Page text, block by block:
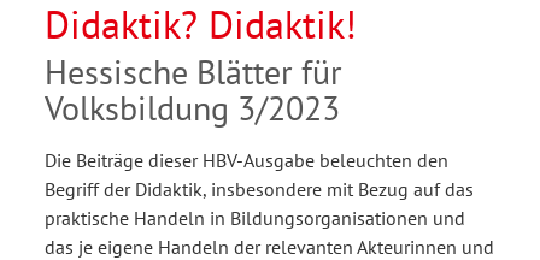
Didaktik? Didaktik!
Hessische Blätter für
Volksbildung 3/2023
Die Beiträge dieser HBV-Ausgabe beleuchten den
Begriff der Didaktik, insbesondere mit Bezug auf das
praktische Handeln in Bildungsorganisationen und
das je eigene Handeln der relevanten Akteurinnen und